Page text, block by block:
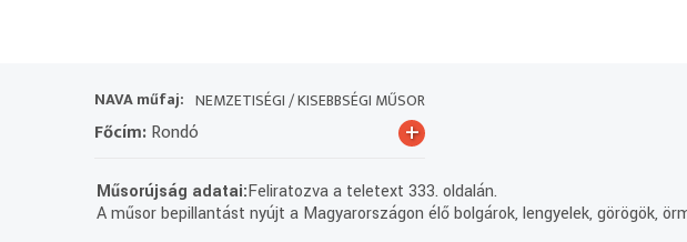
NAVA műfaj: NEMZETISÉGI / KISEBBSÉGI MŰSOR
Főcím:Rondó +
Műsorújság adatai:Feliratozva a teletext 333. oldalán.
A műsor bepillantást nyújt a Magyarországon élő bolgárok, lengyelek, görögök,